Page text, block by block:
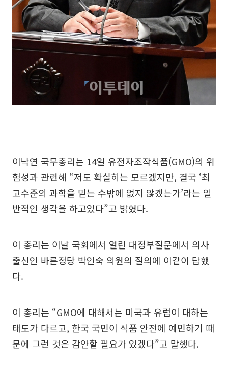
이낙연 국무총리는 14일 유전자조작식품(GMO)의 위
험성과 관련해 “저도 확실히는 모르겠지만, 결국 ‘최
고수준의 과학을 믿는 수밖에 없지 않겠는가’라는 일
반적인 생각을 하고있다”고 밝혔다.
이 총리는 이날 국회에서 열린 대정부질문에서 의사
출신인 바른정당 박인숙 의원의 질의에 이같이 답했
다.
이 총리는 “GMO에 대해서는 미국과 유럽이 대하는
태도가 다르고, 한국 국민이 식품 안전에 예민하기 때
문에 그런 것은 감안할 필요가 있겠다”고 말했다.